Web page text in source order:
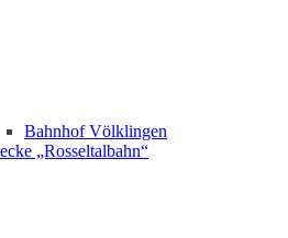
Bahnhof Völklingen
„Rosseltalbahn“